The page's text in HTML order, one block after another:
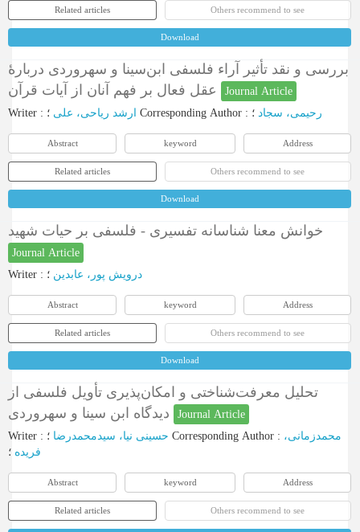
Related articles Others recommend to see
Download
بررسی و نقد تأثیر آراء فلسفی ابن‌سینا و سهروردی دربارۀ
Journal Article
Writer : ارشد ریاحی، علی Corresponding Author : رحیمی، سجاد ؛
Abstract keyword Address
Related articles Others recommend to see
Download
خوانش معنا شناسانه تفسیری - فلسفی بر حیات شهید
Journal Article
Writer : درویش پور، عابدین ؛
Abstract keyword Address
Related articles Others recommend to see
Download
تحلیل معرفت‌شناختی و امکان‌پذیری تأویل فلسفی از
Journal Article
Writer : حسینی نیا، سیدمحمدرضا Corresponding Author : محمدزمانی،
فریده ؛
Abstract keyword Address
Related articles Others recommend to see